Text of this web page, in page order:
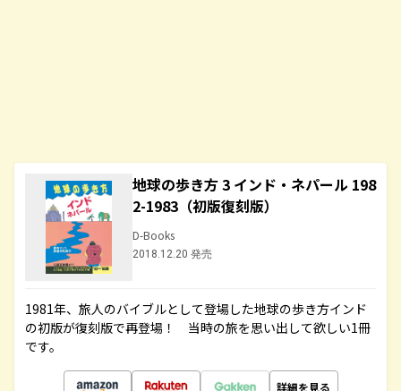
地球の歩き方 3 インド・ネパール 198
2-1983（初版復刻版）
D-Books
2018.12.20 発売
1981年、旅人のバイブルとして登場した地球の歩き方インド
の初版が復刻版で再登場！ 当時の旅を思い出して欲しい1冊
です。
詳細を見る